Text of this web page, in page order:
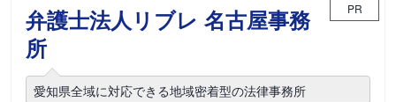
弁護士法人リブレ 名古屋事務
所
PR
愛知県全域に対応できる地域密着型の法律事務所